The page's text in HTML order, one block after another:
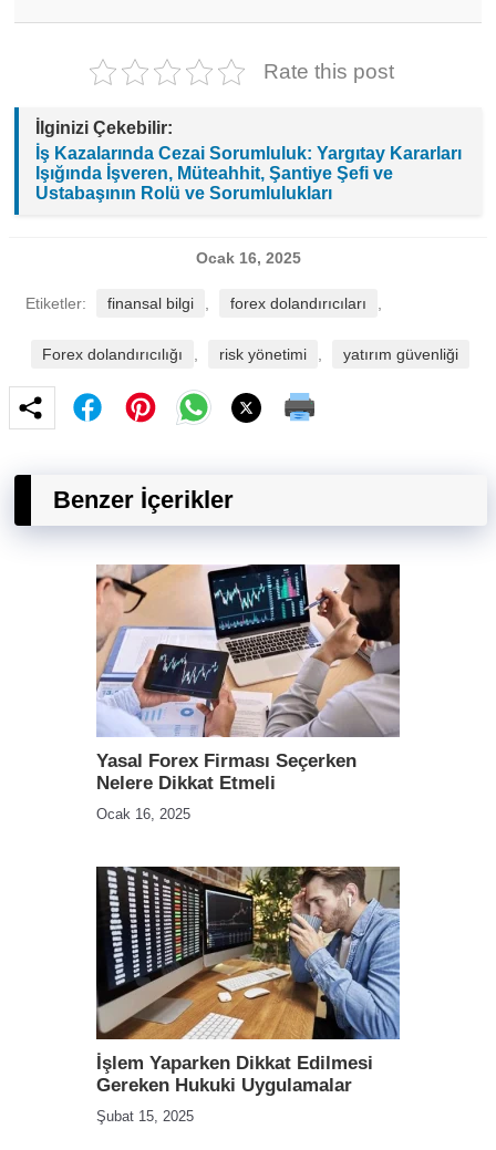
olmak, yatırım yapılan enstrümanı iyi tanımak,
duygusal kararlar almamak ve piyasa analizlerini
Rate this post
İlginizi Çekebilir:
İş Kazalarında Cezai Sorumluluk: Yargıtay Kararları
Işığında İşveren, Müteahhit, Şantiye Şefi ve
Ustabaşının Rolü ve Sorumlulukları
Ocak 16, 2025
Etiketler: finansal bilgi forex dolandırıcıları
Forex dolandırıcılığı risk yönetimi yatırım güvenliği
Benzer İçerikler
Yasal Forex Firması Seçerken
Nelere Dikkat Etmeli
Ocak 16, 2025
İşlem Yaparken Dikkat Edilmesi
Gereken Hukuki Uygulamalar
Şubat 15, 2025